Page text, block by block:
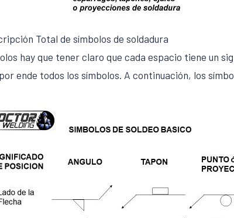
Total de símbolos de soldadura
hay que tener claro que cada espacio tiene un
ende todos los símbolos. A continuación, los